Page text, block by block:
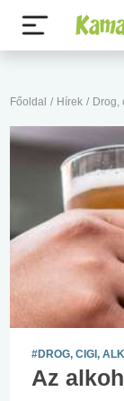
Főoldal / Hírek / Drog,
#DROG, CIGI,
Az